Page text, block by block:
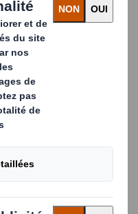
d’emballage
en favorisant
ou davantage
innovants, tels que
naturelles ou en
permettant une